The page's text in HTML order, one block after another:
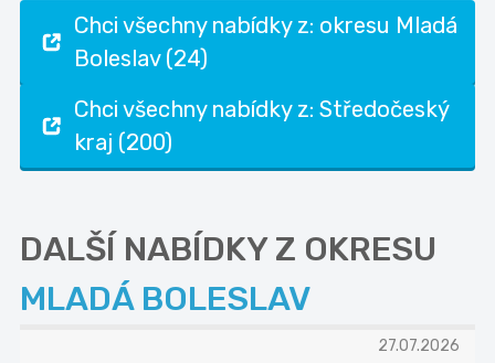
Chci všechny nabídky z: okresu Mladá
Boleslav (24)
Chci všechny nabídky z: Středočeský
kraj (200)
DALŠÍ NABÍDKY Z OKRESU
MLADÁ BOLESLAV
27.07.2026